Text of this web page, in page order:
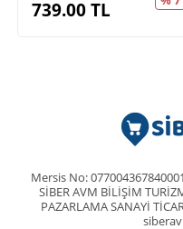
739.00TL
Mersis No:
SİBER AVM BİLİŞİM
PAZARLAMA SANAYİ